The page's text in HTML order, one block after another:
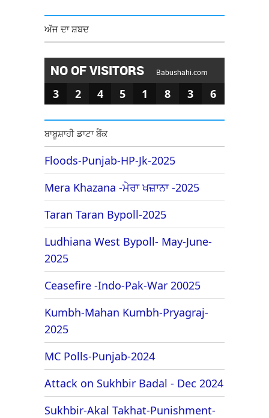
ਅੱਜ ਦਾ ਸ਼ਬਦ
NO OF VISITORS Babushahi.com
3 2 4 5 1 8 3 6
ਬਾਬੂਸ਼ਾਹੀ ਡਾਟਾ ਬੈਂਕ
Floods-Punjab-HP-Jk-2025
Mera Khazana -ਮੇਰਾ ਖਜ਼ਾਨਾ -2025
Taran Taran Bypoll-2025
Ludhiana West Bypoll- May-June-
2025
Ceasefire -Indo-Pak-War 20025
Kumbh-Mahan Kumbh-Pryagraj-
2025
MC Polls-Punjab-2024
Attack on Sukhbir Badal - Dec 2024
Sukhbir-Akal Takhat-Punishment-